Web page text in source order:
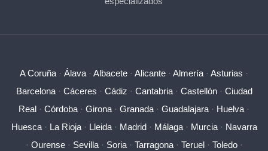
A Coruña · Álava · Albacete · Alicante · Almería · Asturias ·
Barcelona· Cáceres · Cádiz · Cantabria· Castellón· Ciudad
Real · Córdoba · Girona · Granada · Guadalajara · Huelva ·
Huesca· La Rioja· Lleida· Madrid· Málaga· Murcia· Navarra
· Ourense· Sevilla· Soria· Tarragona· Teruel· Toledo·